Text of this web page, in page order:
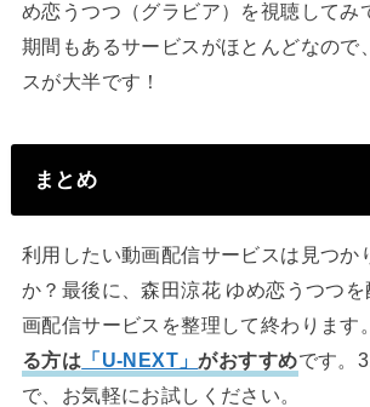
め恋うつつ（グラビア）を視聴してみ
期間もあるサービスがほとんどなので
スが大半です！
まとめ
利用したい動画配信サービスは見つか
か？最後に、森田涼花 ゆめ恋うつつ
画配信サービスを整理して終わります。
る方は 「U-NEXT」がおすすめです。
で、お気軽にお試しください。